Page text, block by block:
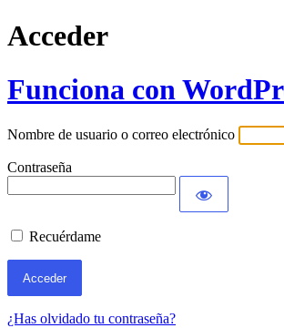
Acceder
Funciona con
Nombre de usuario o correo electrónico
Contraseña
Recuérdame
¿Has olvidado tu contraseña?